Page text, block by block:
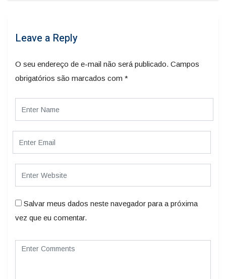
Leave a Reply
O seu endereço de e-mail não será publicado. Campos
obrigatórios são marcados com *
Salvar meus dados neste navegador para a próxima
vez que eu comentar.